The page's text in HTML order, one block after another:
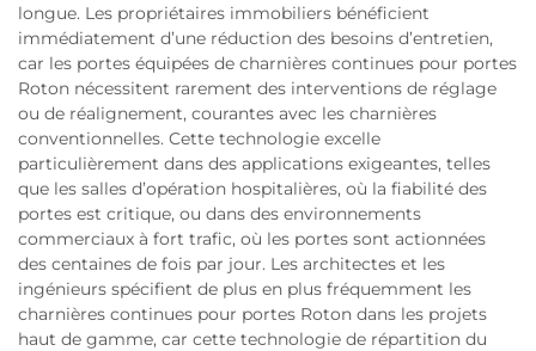
longue. Les propriétaires immobiliers bénéficient
immédiatement d’une réduction des besoins d’entretien,
car les portes équipées de charnières continues pour portes
Roton nécessitent rarement des interventions de réglage
ou de réalignement, courantes avec les charnières
conventionnelles. Cette technologie excelle
particulièrement dans des applications exigeantes, telles
que les salles d’opération hospitalières, où la fiabilité des
portes est critique, ou dans des environnements
commerciaux à fort trafic, où les portes sont actionnées
des centaines de fois par jour. Les architectes et les
ingénieurs spécifient de plus en plus fréquemment les
charnières continues pour portes Roton dans les projets
haut de gamme, car cette technologie de répartition du